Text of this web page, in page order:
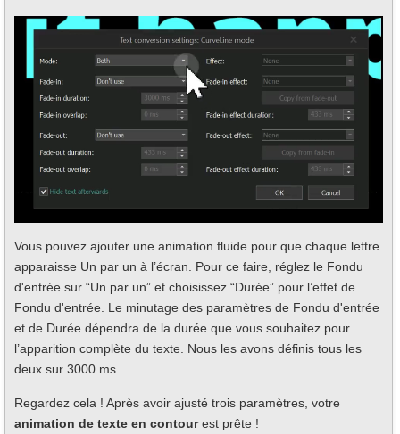
Vous pouvez ajouter une animation fluide pour que chaque lettre
apparaisse Un par un à l’écran. Pour ce faire, réglez le Fondu
d'entrée sur “Un par un” et choisissez “Durée” pour l’effet de
Fondu d'entrée. Le minutage des paramètres de Fondu d'entrée
et de Durée dépendra de la durée que vous souhaitez pour
l’apparition complète du texte. Nous les avons définis tous les
deux sur 3000 ms.
Regardez cela ! Après avoir ajusté trois paramètres, votre
animation de texte en contourest prête !